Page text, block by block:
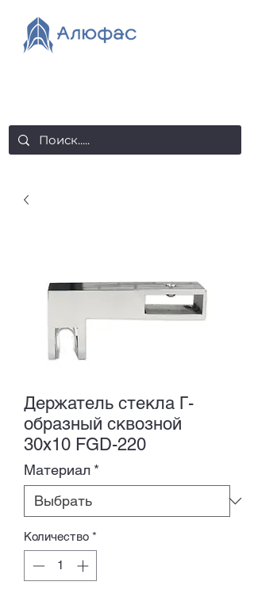
Держатель стекла Г-
образный сквозной
30х10 FGD-220
Материал *
Количество *